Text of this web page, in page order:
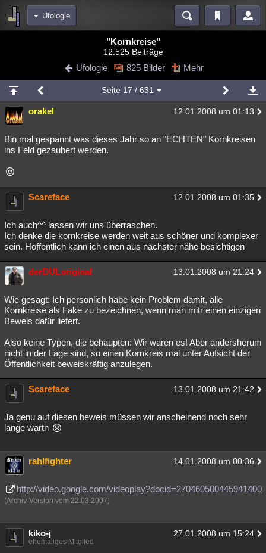
Ufologie
Blogs Videos
Chat Wiki Neuigkeiten
meine Rubriken
Menschen Mystery Kriminalfälle
Spiritualität Verschwörungen Technologie Ufologie
Philosophie Träume Literatur
Astronomie Helpdesk Gruppen
Musik Clash Verbesserungen Allmystery English
Übersichten
Besucht
Lesenswert Schlüsselwörter
"Kornkreise"
12.525 Beiträge
Ufologie 825 Bilder Mehr
Seite 17 / 631
orakel 12.01.2008 um 01:13
Bin mal gespannt was dieses Jahr so an "ECHTEN" Kornkreisen
ins Feld gezaubert werden.
Scareface 12.01.2008 um 01:35
Ich auch^^ lassen wir uns überraschen.
Ich denke die kornkreise werden weit aus schöner und komplexer
sein. Hoffentlich kann ich einen aus nächster nähe besichtigen
derDULoriginal 13.01.2008 um 21:24
Wie gesagt: Ich persönlich habe kein Problem damit, alle
Kornkreise als Fake zu bezeichnen, wenn man mitr einen einzigen
Beweis dafür liefert.
Also keine Typen, die behaupten: Wir waren es! Aber andersherum
nicht in der Lage sind, so einen Kornkreis mal unter Aufsicht der
Öffentlichkeit beweiskräftig anzulegen.
Scareface 13.01.2008 um 21:42
Ja genu auf diesen beweis müssen wir anscheinend noch sehr
lange wartn
rahlfighter 14.01.2008 um 00:36
http://video.google.com/videoplay?docid=270460500445941400
(Archiv-Version vom 22.03.2007)
kiko-j 27.01.2008 um 15:24
ehemaliges Mitglied